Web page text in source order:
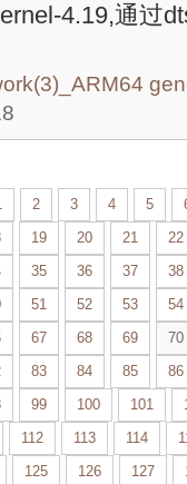
4.19,通过
2 3 4 5
19 20 21
22
35 36 37
38
51 52 53
54
67 68 69
70
83 84 85
86
99 100 101
112 113 114
125 126 127